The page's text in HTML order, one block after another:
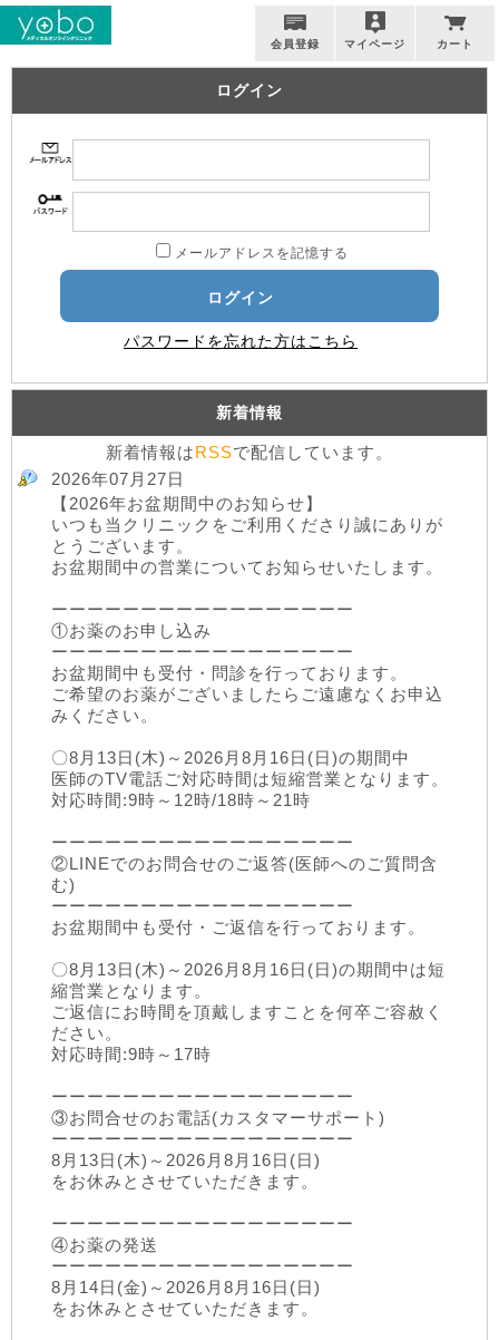
会員登録 マイページ カート
ログイン
メールアドレスを記憶する
ログイン
パスワードを忘れた方はこちら
新着情報
新着情報はRSSで配信しています。
2026年07月27日
【2026年お盆期間中のお知らせ】
いつも当クリニックをご利用くださり誠にありが
とうございます。
お盆期間中の営業についてお知らせいたします。
ーーーーーーーーーーーーーーーーー
①お薬のお申し込み
ーーーーーーーーーーーーーーーーー
お盆期間中も受付・問診を行っております。
ご希望のお薬がございましたらご遠慮なくお申込
みください。
〇8月13日(木)～2026月8月16日(日)の期間中
医師のTV電話ご対応時間は短縮営業となります。
対応時間:9時～12時/18時～21時
ーーーーーーーーーーーーーーーーー
②LINEでのお問合せのご返答(医師へのご質問含
む)
ーーーーーーーーーーーーーーーーー
お盆期間中も受付・ご返信を行っております。
〇8月13日(木)～2026月8月16日(日)の期間中は短
縮営業となります。
ご返信にお時間を頂戴しますことを何卒ご容赦く
ださい。
対応時間:9時～17時
ーーーーーーーーーーーーーーーーー
③お問合せのお電話(カスタマーサポート)
ーーーーーーーーーーーーーーーーー
8月13日(木)～2026月8月16日(日)
をお休みとさせていただきます。
ーーーーーーーーーーーーーーーーー
④お薬の発送
ーーーーーーーーーーーーーーーーー
8月14日(金)～2026月8月16日(日)
をお休みとさせていただきます。